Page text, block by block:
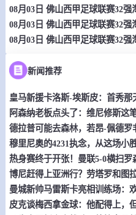
澳威甲 08-
新城堡联青年队 0
澳威甲 08-
希尤斯布伦贝斯 0
情报
澳威超 08-
SD公鹿FC 0
08月03日 佛山西甲足球联赛32
08月03日 佛山西甲足球联赛32
08月03日 佛山西甲足球联赛32
新闻推荐
皇马新援卡洛斯-埃斯皮：首秀那
阿森纳老板点头了：维尼修斯这
德拉普可能去森林，若昂-佩德罗
穆里尼奥的4231执念，从这场小
热身赛终于开张！曼联5-0横扫
博尼赶得上亚洲行？劳塔罗和图
曼城新帅马雷斯卡亮相训练场：
皮克谈梅西拿金球：他配得上，